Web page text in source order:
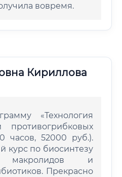
вовремя.
Кириллова
«Технология
противогрибковых
часов, 52000 руб.).
курс по биосинтезу
макролидов и
Прекрасно